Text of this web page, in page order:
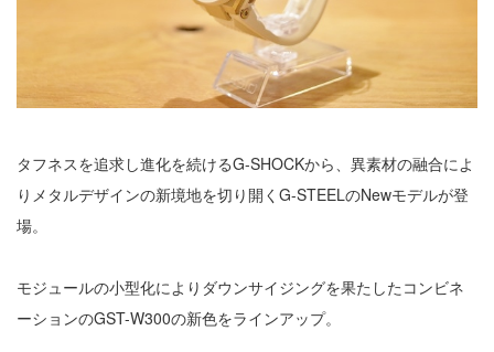
タフネスを追求し進化を続けるG-SHOCKから、異素材の融合によ
りメタルデザインの新境地を切り開くG-STEELのNewモデルが登
場。
モジュールの小型化によりダウンサイジングを果たしたコンビネ
ーションのGST-W300の新色をラインアップ。